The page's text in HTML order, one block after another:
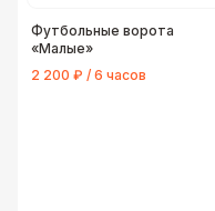
Футбольные ворота
«Малые»
2 200 ₽ / 6 часов